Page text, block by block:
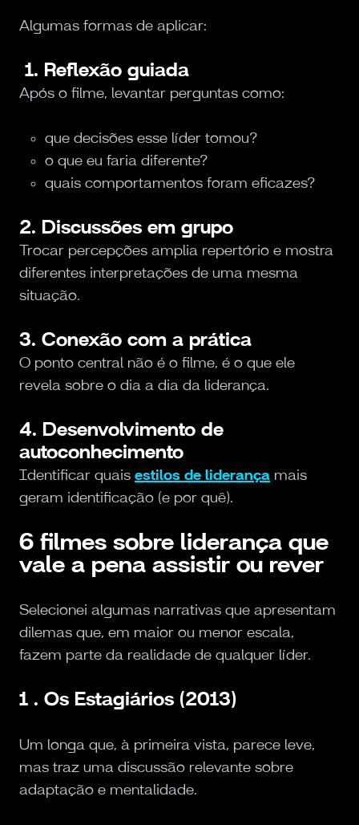
Algumas formas de aplicar:
1. Reflexão guiada
Após o filme, levantar perguntas como:
que decisões esse líder tomou?
o que eu faria diferente?
quais comportamentos foram eficazes?
2. Discussões em grupo
Trocar percepções amplia repertório e mostra
diferentes interpretações de uma mesma
situação.
3. Conexão com a prática
O ponto central não é o filme, é o que ele
revela sobre o dia a dia da liderança.
4. Desenvolvimento de
autoconhecimento
Identificar quais estilos de liderança mais
geram identificação (e por quê).
6 filmes sobre liderança que
vale a pena assistir ou rever
Selecionei algumas narrativas que apresentam
dilemas que, em maior ou menor escala,
fazem parte da realidade de qualquer líder.
1 . Os Estagiários (2013)
Um longa que, à primeira vista, parece leve,
mas traz uma discussão relevante sobre
adaptação e mentalidade.